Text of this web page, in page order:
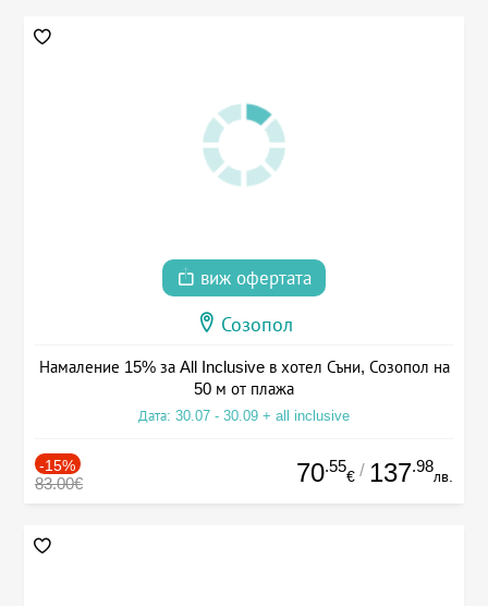
виж офертата
Созопол
Намаление 15% за All Inclusive в хотел Съни, Созопол на
50 м от плажа
Дата: 30.07 - 30.09 + all inclusive
-15%
83.00€ 70.55
€ / 137.98
лв.